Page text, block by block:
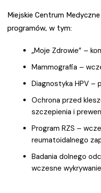
Miejskie Centrum
programów, w tym:
„Moje Zdrowie” –
Mammografia –
Diagnostyka HPV –
Ochrona przed
szczepienia i
Program RZS –
reumatoidalnego
Badania dolnego
wczesne